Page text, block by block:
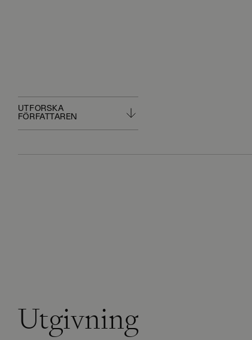
UTFORSKA
FÖRFATTAREN
Utgivning